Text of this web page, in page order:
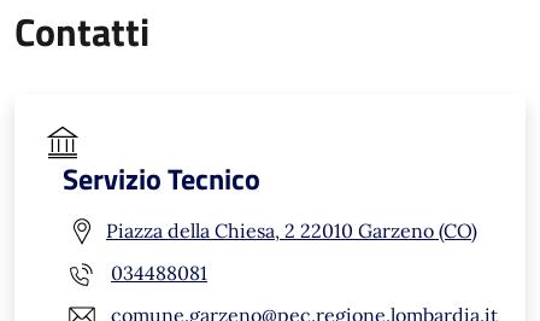
Contatti
Servizio Tecnico
Piazza della Chiesa, 2 22010 Garzeno (CO)
034488081
comune.garzeno@pec.regione.lombardia.it